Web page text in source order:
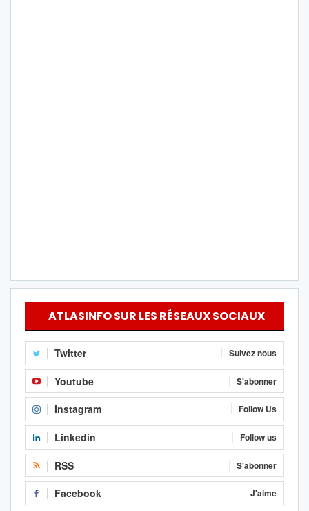
ATLASINFO SUR LES RÉSEAUX SOCIAUX
Twitter Suivez nous
Youtube S'abonner
Instagram Follow Us
Linkedin Follow us
RSS S'abonner
Facebook J'aime